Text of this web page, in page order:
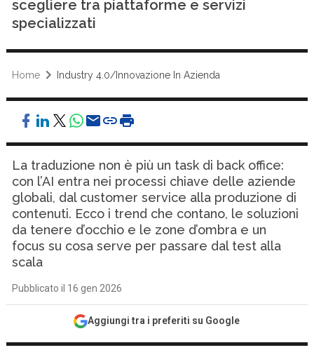
scegliere tra piattaforme e servizi
specializzati
Home Industry 4.0/Innovazione In Azienda
La traduzione non è più un task di back office:
con l’AI entra nei processi chiave delle aziende
globali, dal customer service alla produzione di
contenuti. Ecco i trend che contano, le soluzioni
da tenere d’occhio e le zone d’ombra e un
focus su cosa serve per passare dal test alla
scala
Pubblicato il 16 gen 2026
Aggiungi tra i preferiti su Google